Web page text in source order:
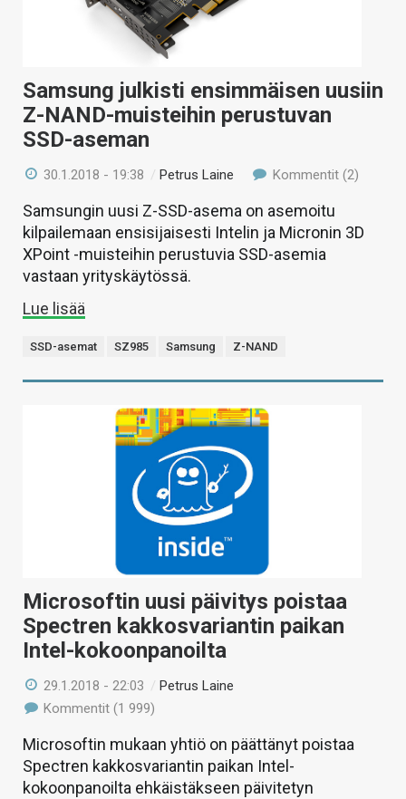
Samsung julkisti ensimmäisen uusiin
Z-NAND-muisteihin perustuvan
SSD-aseman
30.1.2018 - 19:38 /Petrus Laine Kommentit (2)
Samsungin uusi Z-SSD-asema on asemoitu
kilpailemaan ensisijaisesti Intelin ja Micronin 3D
XPoint -muisteihin perustuvia SSD-asemia
vastaan yrityskäytössä.
Lue lisää
SSD-asemat SZ985 Samsung Z-NAND
Microsoftin uusi päivitys poistaa
Spectren kakkosvariantin paikan
Intel-kokoonpanoilta
29.1.2018 - 22:03 /Petrus Laine
Kommentit (1 999)
Microsoftin mukaan yhtiö on päättänyt poistaa
Spectren kakkosvariantin paikan Intel-
kokoonpanoilta ehkäistäkseen päivitetyn